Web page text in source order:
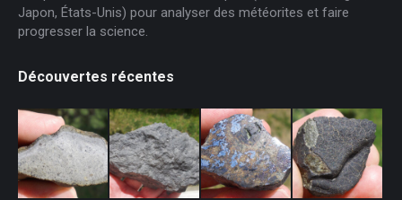
Japon, États-Unis) pour analyser des météorites et faire
progresser la science.
Découvertes récentes